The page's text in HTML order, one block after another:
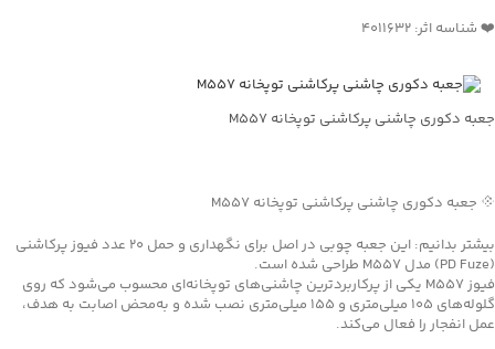
❤️ شناسه اثر: ۴۰۱۱۶۳۲
جعبه دکوری چاشنی پرکاشنی توپخانه M557
💠 جعبه دکوری چاشنی پرکاشنی توپخانه M557
بیشتر بدانیم: این جعبه چوبی در اصل برای نگهداری و حمل ۲۰ عدد فیوز پرکاشنی
(PD Fuze) مدل M557 طراحی شده است.
فیوز M557 یکی از پرکاربردترین چاشنی‌های توپخانه‌ای محسوب می‌شود که روی
گلوله‌های ۱۰۵ میلی‌متری و ۱۵۵ میلی‌متری نصب شده و به‌محض اصابت به هدف،
عمل انفجار را فعال می‌کند.